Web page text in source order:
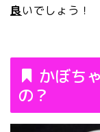
良いでしょう！
かぼち
の？